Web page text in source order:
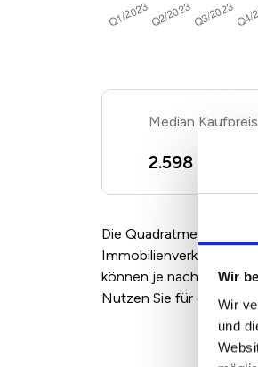
Wir
Wir
und
2.598 €/m
Die
Immobilienverkäufern
können je nach
Nutzen Sie für eine